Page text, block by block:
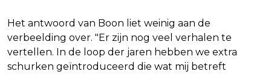
Het antwoord van Boon liet weinig aan de
verbeelding over. "Er zijn nog veel verhalen te
vertellen. In de loop der jaren hebben we extra
schurken geïntroduceerd die wat mij betreft